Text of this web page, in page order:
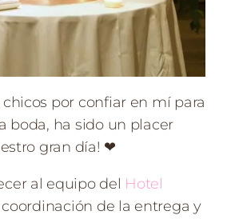
por confiar en mí para
boda, ha sido un placer
gran día! ❤
al equipo del Hotel
coordinación de la entrega y